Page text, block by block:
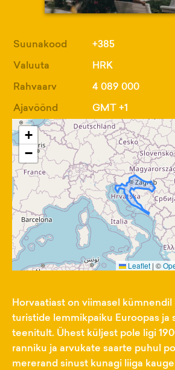
Suunakood
+385
Valuuta
HRK
Rahvaarv
4 089 000
Ajavöönd
GMT +1
+
−
Leaflet | ©
Horvaatiast on viimasel
turistide lemmikpaiku Euroopas ja
teenitult. Ühest küljest pole ligi
ranniku ja arvukate saarte puhul
mererand sinust kunagi liiga